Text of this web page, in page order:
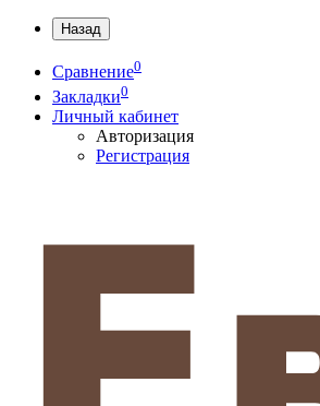
Назад
Сравнение0
Закладки0
Личный кабинет
Авторизация
Регистрация